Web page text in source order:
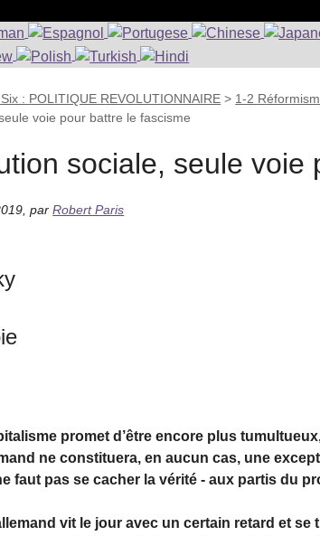
: POLITIQUE REVOLUTIONNAIRE > 1-2
voie pour battre le fascisme
sociale, seule voie
,parRobert Paris
promet d’être encore plus
ne constituera, en aucun cas, une
faut pas se cacher la vérité - aux partis du
vit le jour avec un certain retard et